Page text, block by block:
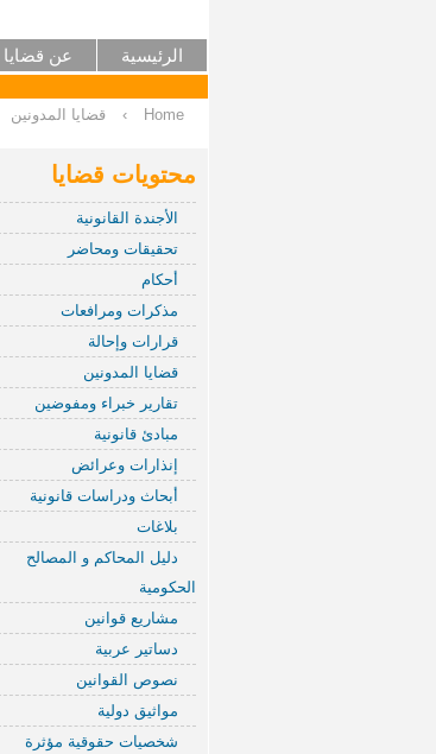
عن قضايا الرئيسية
Home
› قضايا المدونين
محتويات قضايا
الأجندة القانونية
تحقيقات ومحاضر
أحكام
مذكرات ومرافعات
قرارات وإحالة
قضايا المدونين
تقارير خبراء ومفوضين
مبادئ قانونية
إنذارات وعرائض
أبحاث ودراسات قانونية
بلاغات
دليل المحاكم و المصالح
الحكومية
مشاريع قوانين
دساتير عربية
نصوص القوانين
مواثيق دولية
شخصيات حقوقية مؤثرة